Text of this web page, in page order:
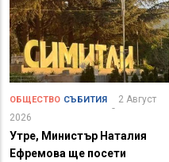
ОБЩЕСТВО СЪБИТИЯ
2 Август
2026
Утре, Министър Наталия
Ефремова ще посети